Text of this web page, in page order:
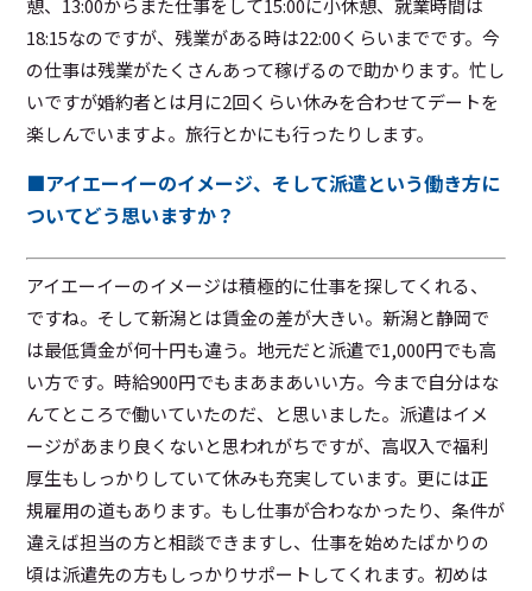
18:15なのですが、残業がある時は22:00くらいまでです。今
の仕事は残業がたくさんあって稼げるので助かります。忙し
いですが婚約者とは月に2回くらい休みを合わせてデートを
楽しんでいますよ。旅行とかにも行ったりします。
■アイエーイーのイメージ、そして派遣という働き方に
ついてどう思いますか？
アイエーイーのイメージは積極的に仕事を探してくれる、
ですね。そして新潟とは賃金の差が大きい。新潟と静岡で
は最低賃金が何十円も違う。地元だと派遣で1,000円でも高
い方です。時給900円でもまあまあいい方。今まで自分はな
んてところで働いていたのだ、と思いました。派遣はイメ
ージがあまり良くないと思われがちですが、高収入で福利
厚生もしっかりしていて休みも充実しています。更には正
規雇用の道もあります。もし仕事が合わなかったり、条件が
違えば担当の方と相談できますし、仕事を始めたばかりの
頃は派遣先の方もしっかりサポートしてくれます。初めは